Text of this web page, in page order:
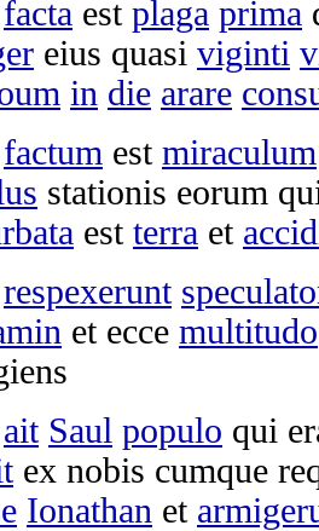
facta est plaga prima
eius quasi viginti
in die arare
factum est miraculum
stationis eorum
est terra et
respexerunt
et ecce multitudo
ait Saul populo qui
ex nobis cumque
Ionathan et